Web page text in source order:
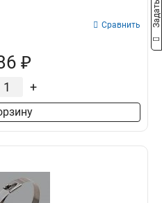
Сравнить
₽
+